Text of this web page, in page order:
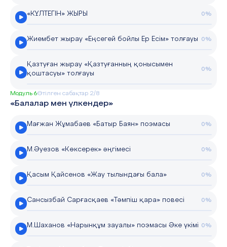
«КҮЛТЕГІН» ЖЫРЫ 0%
Жиембет жырау «Еңсегей бойлы Ер Есім» толғауы 0%
Қазтуған жырау «Қазтуғанның қонысымен
қоштасуы» толғауы
0%
Модуль 6Өтілген сабақтар 2/8
«Балалар мен үлкендер»
Мағжан Жұмабаев «Батыр Баян» поэмасы 0%
М.Әуезов «Көксерек» әңгімесі 0%
Қасым Қайсенов «Жау тылындағы бала» 0%
Сансызбай Сарғасқаев «Тәмпіш қара» повесі 0%
М.Шаханов «Нарынқұм зауалы» поэмасы Әке үкімі 0%